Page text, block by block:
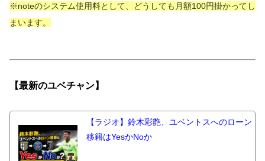
※noteのシステム使用料として、どうしても月額100円掛かってし
まいます。
【最新のユベチャン】
【ラジオ】鈴木彩艶、ユベントスへのローン
移籍はYesかNoか